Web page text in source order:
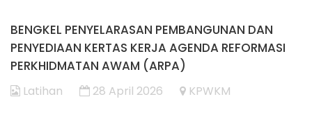
BENGKEL PENYELARASAN PEMBANGUNAN DAN
PENYEDIAAN KERTAS KERJA AGENDA REFORMASI
PERKHIDMATAN AWAM (ARPA)
Latihan 28 April 2026 KPWKM